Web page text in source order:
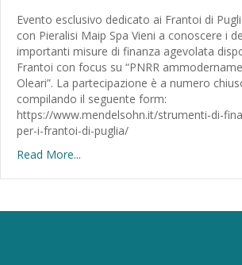
Evento esclusivo dedicato ai Frantoi di
con Pieralisi Maip Spa Vieni a conoscere i
importanti misure di finanza agevolata
Frantoi con focus su “PNRR
Oleari”. La partecipazione è a numero
compilando il seguente form:
https://www.mendelsohn.it/strumenti-di-
per-i-frantoi-di-puglia/
Read More...